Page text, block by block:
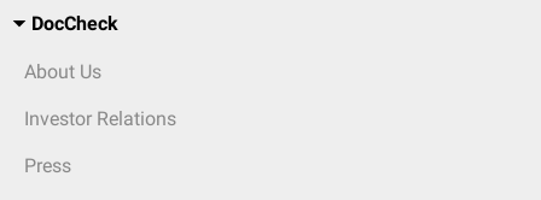
DocCheck
About Us
Investor Relations
Press